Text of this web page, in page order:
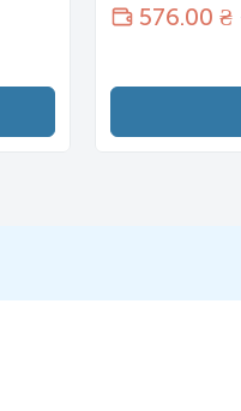
576.00 ₴